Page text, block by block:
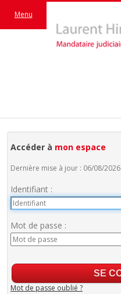
Menu
Accéder à mon espace
Dernière mise à jour : 06/08/2026
Identifiant :
Mot de passe :
Mot de passe oublié ?